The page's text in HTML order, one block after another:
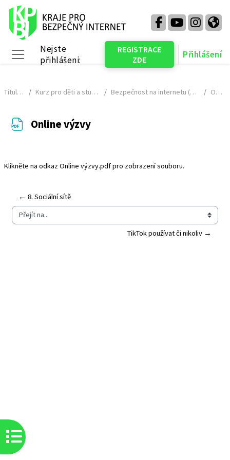
Přejít k hlavnímu obsahu
Boční panel
Nejste
přihlášeni:
REGISTRACE
ZDE
Přihlášení
Otevřít indexu kurzu
Titulní stránka Kurz pro děti a studenty (2024 - 2025) - NÁHLED Bezpečnost na internetu (pro žáky na 1. stupni základních škol) Online výzvy
Online výzvy
Klikněte na odkazOnline výzvy.pdfpro zobrazení souboru.
← 8. Sociální sítě
Přejít na...
TikTok používat či nikoliv →